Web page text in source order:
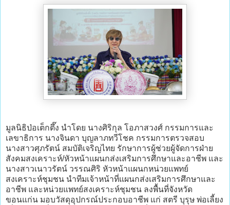
มูลนิธิป่อเต็กตึ๊ง นำโดย นางศิริกุล โอภาสวงศ์ กรรมการและ
เลขาธิการ นางจินดา บุญลาภทวีโชค กรรมการตรวจสอบ
นางสาวศุภรัตน์ สมบัติเจริญไทย รักษาการผู้ช่วยผู้จัดการฝ่าย
สังคมสงเคราะห์/หัวหน้าแผนกส่งเสริมการศึกษาและอาชีพ และ
นางสาวเนาวรัตน์ วรรณศิริ หัวหน้าแผนกหน่วยแพทย์
สงเคราะห์ชุมชน นำทีมเจ้าหน้าที่แผนกส่งเสริมการศึกษาและ
อาชีพ และหน่วยแพทย์สงเคราะห์ชุมชน ลงพื้นที่จังหวัด
ขอนแก่น มอบวัสดุอุปกรณ์ประกอบอาชีพ แก่ สตรี บุรุษ พ่อเลี้ยง